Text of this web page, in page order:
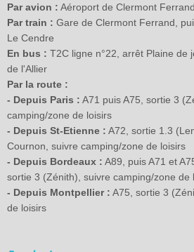
Par avion : Aéroport de Clermont
Par train : Gare de Clermont Ferrand,
Le Cendre
En bus : T2C ligne n°22, arrêt Plaine de
de l'Allier
Par la route :
- Depuis Paris : A71 puis A75, sortie 3
camping/zone de loisirs
- Depuis St-Etienne : A72, sortie 1.3
Cournon, suivre camping/zone de loisirs
- Depuis Bordeaux : A89, puis A71 et
sortie 3 (Zénith), suivre camping/zone de
- Depuis Montpellier : A75, sortie 3
de loisirs